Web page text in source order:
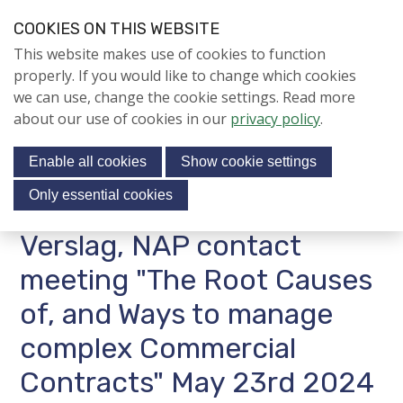
J
u
m
p
t
o
n
a
Contact
c
m
Menu
Verslag, NAP contact
meeting "The Root Causes
of, and Ways to manage
complex Commercial
Contracts" May 23rd 2024
NIEUWS
NAPNIEUWS
Aanmelden voor de
nieuwsbrief
NIEUWSARCHIEF
Jubileumjaar
ACTIVITEITEN
KENNIS
About us
COOKIES ON THIS WEBSITE
This website makes use of cookies to function
properly. If you would like to change which cookies
we can use, change the cookie settings. Read more
about our use of cookies in our privacy policy.
Enable all cookies Show cookie settings
Only essential cookies